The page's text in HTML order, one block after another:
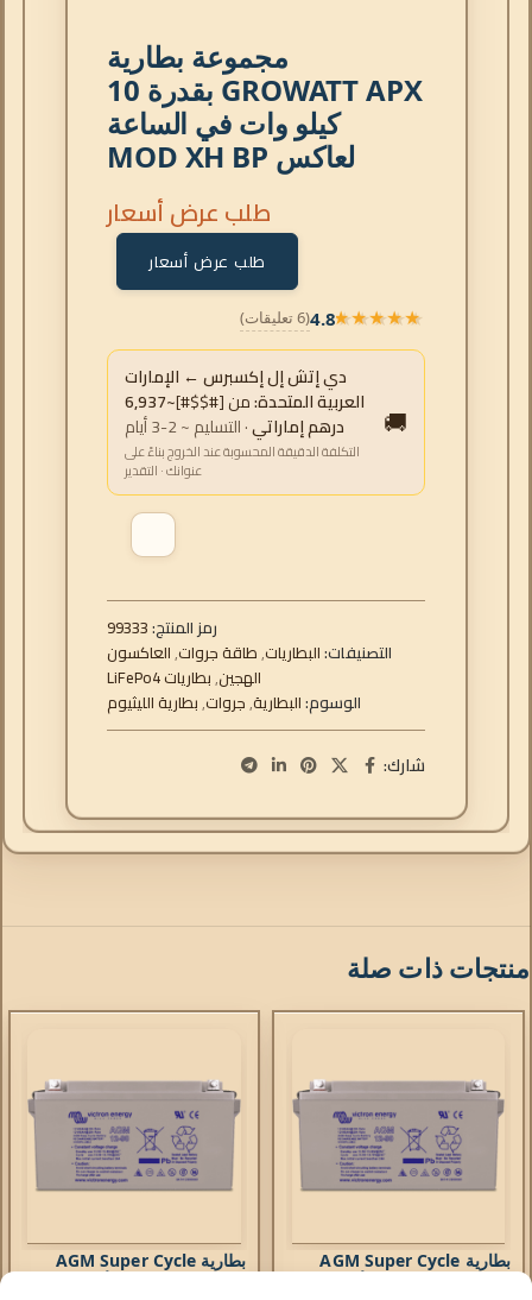
مجموعة بطارية
GROWATT APX بقدرة 10
كيلو وات في الساعة
لعاكس MOD XH BP
طلب عرض أسعار
طلب عرض أسعار
★★★★★
★★★★★
4.8(6 تعليقات)
🚚
دي إتش إل إكسبرس ← الإمارات
العربية المتحدة:من [#$$#] ~6,937
درهم إماراتي· التسليم ~ 2-3 أيام
التكلفة الدقيقة المحسوبة عند الخروج بناءً على
عنوانك · التقدير
رمز المنتج:99333
التصنيفات:البطاريات,طاقة جروات,العاكسون
الهجين,بطاريات LiFePo4
الوسوم:البطارية,جروات,بطارية الليثيوم
شارك:
منتجات ذات صلة
بطارية AGM Super Cycle
بطارية AGM Super Cycle